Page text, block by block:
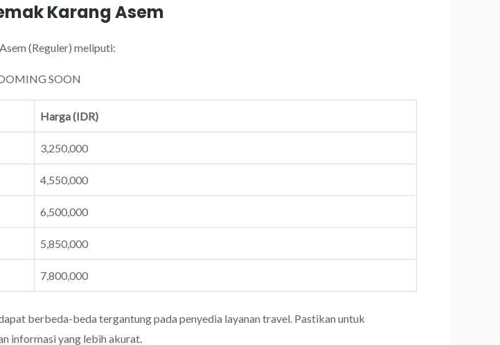
Karang Asem
(Reguler) meliputi:
SOON
Harga (IDR)
3,250,000
4,550,000
6,500,000
5,850,000
7,800,000
berbeda-beda tergantung pada penyedia layanan travel. Pastikan untuk
informasi yang lebih akurat.